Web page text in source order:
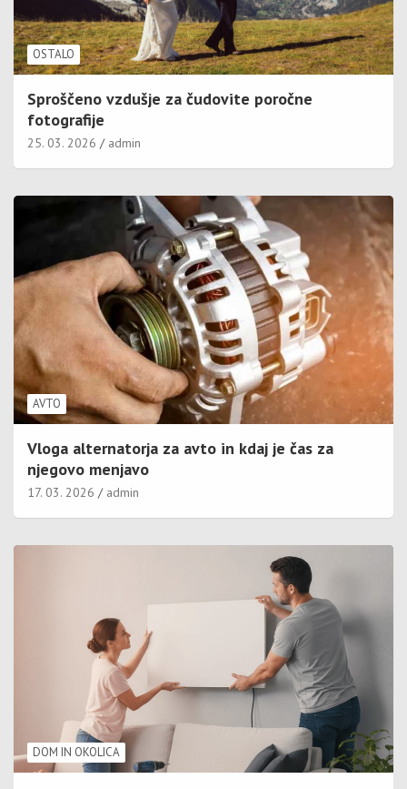
OSTALO
Sproščeno vzdušje za čudovite poročne
fotografije
25. 03. 2026 admin
AVTO
Vloga alternatorja za avto in kdaj je čas za
njegovo menjavo
17. 03. 2026 admin
DOM IN OKOLICA